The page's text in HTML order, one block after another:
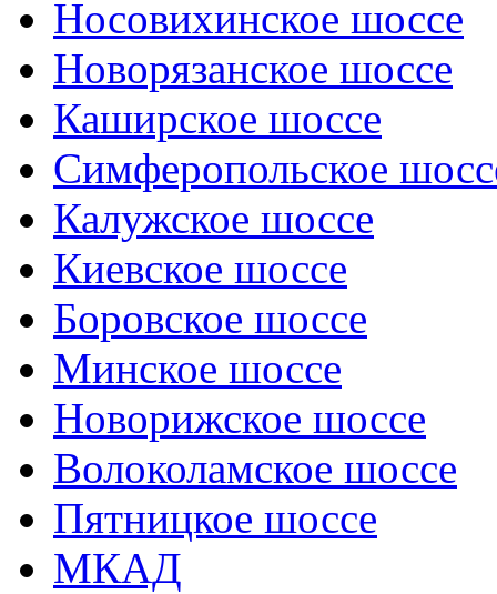
Носовихинское шоссе
Новорязанское шоссе
Каширское шоссе
Симферопольское
Калужское шоссе
Киевское шоссе
Боровское шоссе
Минское шоссе
Новорижское шоссе
Волоколамское шоссе
Пятницкое шоссе
МКАД